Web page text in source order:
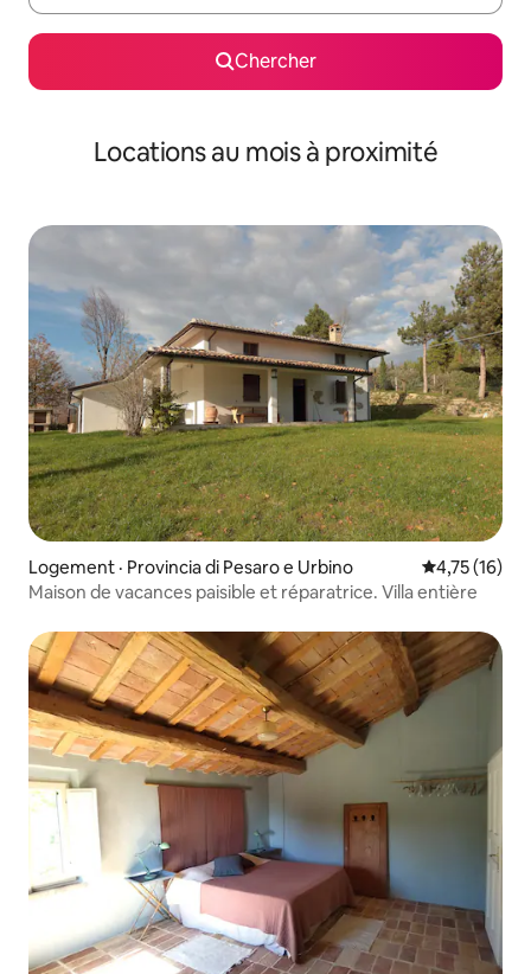
Chercher
Locations au mois à proximité
Logement · Provincia di Pesaro e Urbino Note
4,75 (16)
Maison de vacances paisible et réparatrice. Villa entière